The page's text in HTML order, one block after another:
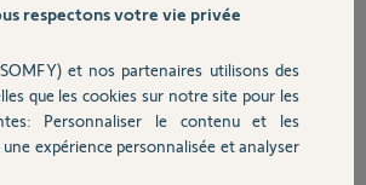
nano sim à 2€ chez Free, elle est bien sur
REVOLUTION.
de mars 2020 (protexiom GSM)
une sim de chez Afone ?
respectons votre vie privée
et nos partenaires utilisons des
que les cookies sur notre site pour les
Personnaliser le contenu et les
expérience personnalisée et analyser